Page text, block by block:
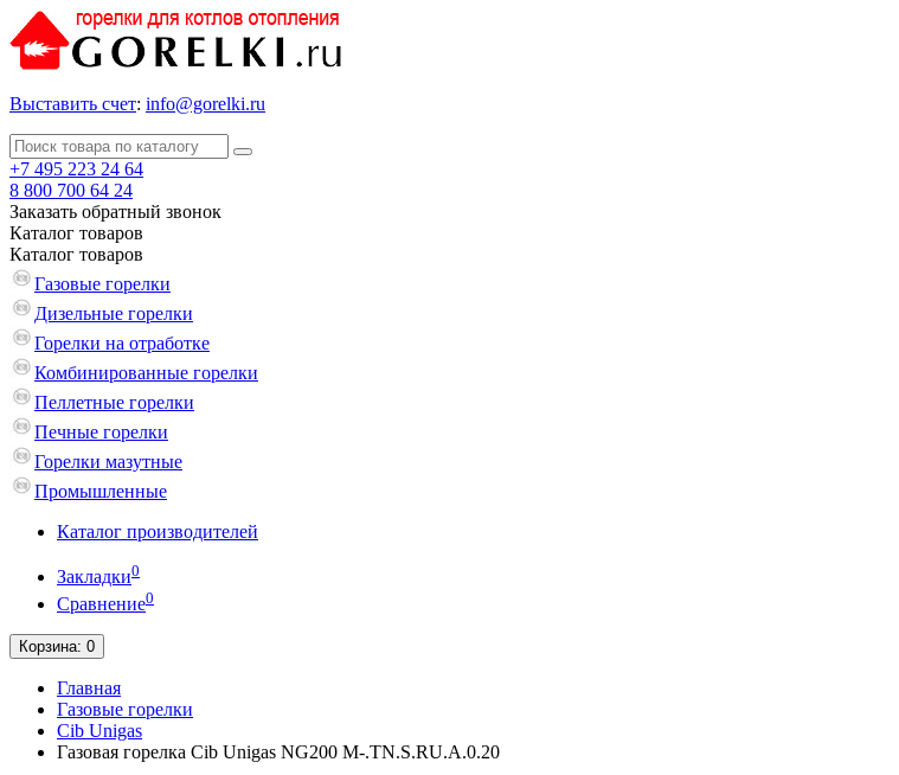
Выставить счет: info@gorelki.ru
+7 495 223 24 64
8 800 700 64 24
Заказать обратный звонок
Каталог товаров
Каталог товаров
Газовые горелки
Дизельные горелки
Горелки на отработке
Комбинированные горелки
Пеллетные горелки
Печные горелки
Горелки мазутные
Промышленные
Каталог производителей
Закладки0
Сравнение0
Корзина: 0
Главная
Газовые горелки
Cib Unigas
Газовая горелка Cib Unigas NG200 M-.TN.S.RU.A.0.20